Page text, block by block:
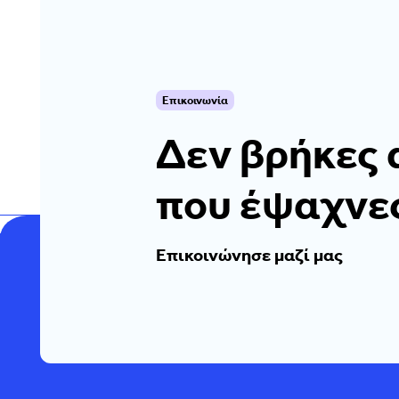
Επικοινωνία
Δεν βρήκες
που
Επικοινώνησε μαζί μας